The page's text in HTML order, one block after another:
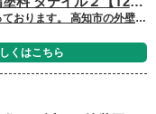
いつもお世話になっております。 高知市の外壁＆屋根塗装専門店キタペンショールーム営業、林です。 高知も梅雨入り間近かな？と思うような天気が続いていますが、できるだけ施工に遅れが生じないよう努めて参りますので、ご施主様におきましては引き続きご理解、ご協力の程お願い致します。 今回は以前にも紹介したキタペンの最高ランク塗料 有機HRC樹脂塗料『タテイル２』の特徴について触れさせていただきます。 ・有機HRC樹脂塗料とは これまで有機化合物の宿命であった紫外線劣化を抑えるために、劣化因子 ラジカルを制御する技術や無機素材をハイブリッドさせた塗料など、さまざまな塗料が研究・開発されてきました。 建築用塗料は、現場調合、現場施工、常温硬化、作業性、コスト、環境配慮など多くの制約があります。「有機HRC技術」は、それらの制約条件をクリアしながらタテイル（無機塗料）を超える耐候性を実現させるために、追究し組み立てられたパーフェクトな配合設計技術です。 従来のラジカル制御技術を超越する高いレベルで設計することにより、無機素材に依存することなく有機素材の持つポテンシャルを最大限まで引き出すことを可能にした、建築用塗料の新境地にして集大成とも言える塗料です。 ・期待耐用年数は30年以上！ 超耐候性、超低汚染性、高靭性、高密着性、高光沢性、耐変色性等の非常に優れた特性があります。 ・高次元 新多重ラジカル制御技術 現在、主流のラジカル制御を進化させた多重ラジカル制御技術により紫外線や酸素、水などに接触することで発生する劣化因子を抑制します。 ・High Regulation Color 耐候性に不安のある有機顔料（青・黄・赤・緑）を可能な限り使用せず、退色不安を払拭してあります。 できるだけ長く塗装を持たせたいということで『タテイル２』の問い合わせ、塗装されるお客様が増えてきております。
くはこちら